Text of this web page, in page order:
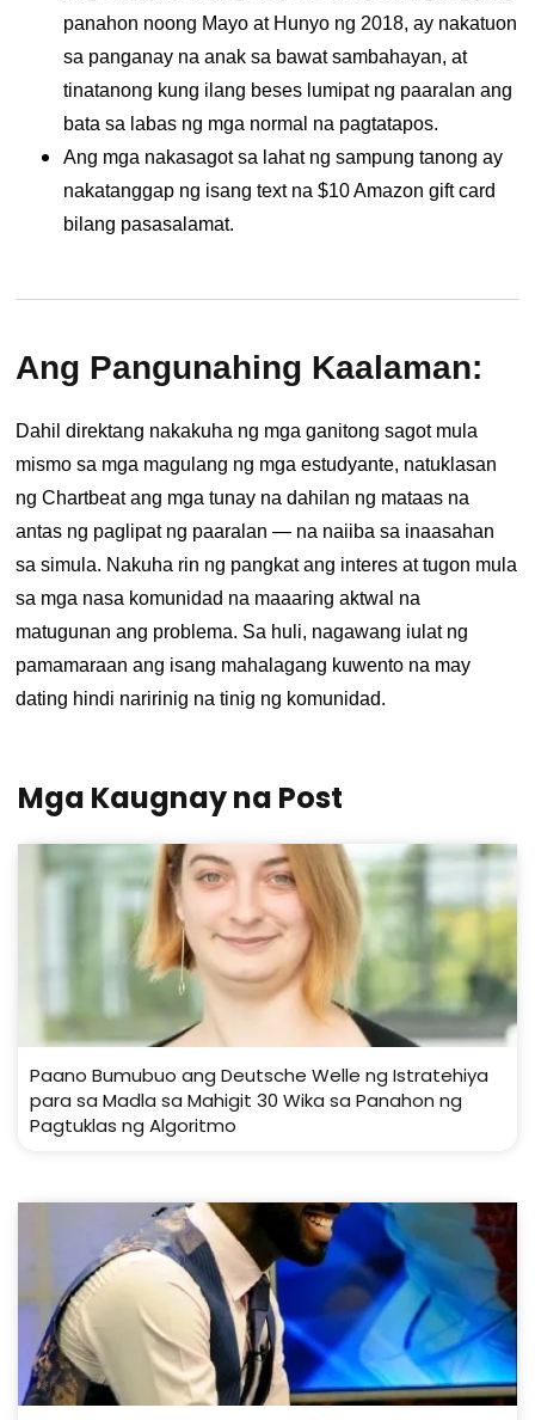
panahon noong Mayo at Hunyo ng 2018, ay nakatuon
sa panganay na anak sa bawat sambahayan, at
tinatanong kung ilang beses lumipat ng paaralan ang
bata sa labas ng mga normal na pagtatapos.
Ang mga nakasagot sa lahat ng sampung tanong ay
nakatanggap ng isang text na $10 Amazon gift card
bilang pasasalamat.
Ang Pangunahing Kaalaman:
Dahil direktang nakakuha ng mga ganitong sagot mula
mismo sa mga magulang ng mga estudyante, natuklasan
ng Chartbeat ang mga tunay na dahilan ng mataas na
antas ng paglipat ng paaralan — na naiiba sa inaasahan
sa simula. Nakuha rin ng pangkat ang interes at tugon mula
sa mga nasa komunidad na maaaring aktwal na
matugunan ang problema. Sa huli, nagawang iulat ng
pamamaraan ang isang mahalagang kuwento na may
dating hindi naririnig na tinig ng komunidad.
Mga Kaugnay na Post
Paano Bumubuo ang Deutsche Welle ng Istratehiya
para sa Madla sa Mahigit 30 Wika sa Panahon ng
Pagtuklas ng Algoritmo